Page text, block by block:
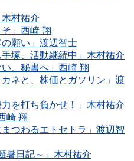
木村祐介
そ」西崎 翔
の願い」渡辺智士
手塚、活動継続中」木村祐介
、秘書へ」西崎 翔
カネと、株価とガソリン」渡
力を打ち負かせ！」木村祐介
崎 翔
つわるエトセトラ」渡辺智
暑日記～」木村祐介